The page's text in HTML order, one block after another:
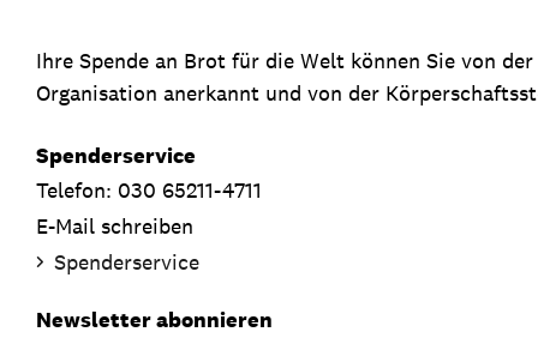
Ihre Spende an Brot für die Welt können Sie von
Organisation anerkannt und von der
Spenderservice
Telefon: 030 65211-4711
E-Mail schreiben
Spenderservice
Newsletter abonnieren